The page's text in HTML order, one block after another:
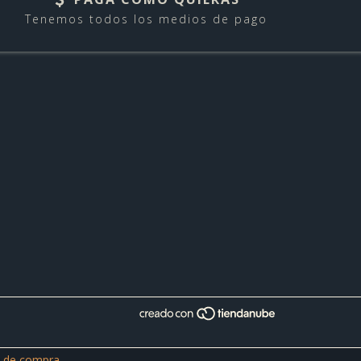
Tenemos todos los medios de pago